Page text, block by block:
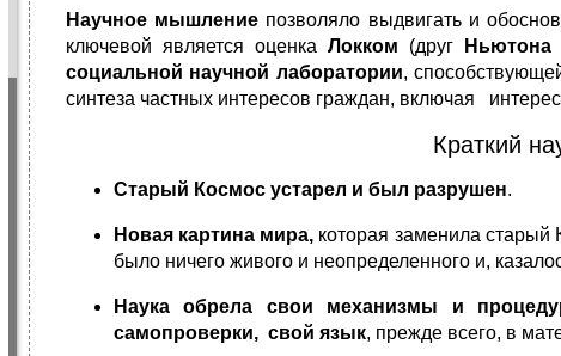
Научное мышление позволяло выдвигать и
ключевой является оценкаЛокком (друг Ньютона
социальной научной лаборатории,
синтеза частных интересов граждан, включая интерес
Краткий
Старый Космос устарел и был разрушен.
Новая картина мира, которая заменила
было ничего живого и неопределенного и,
Наука обрела свои механизмы и
самопроверки, свой язык, прежде всего, в